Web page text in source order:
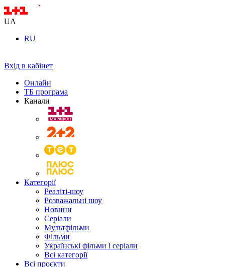
UA
RU
Вхід в кабінет
Онлайн
ТБ програма
Канали
Категорії
Реаліті-шоу
Розважальні шоу
Новини
Серіали
Мультфільми
Фільми
Українські фільми і серіали
Всі категорії
Всі проєкти